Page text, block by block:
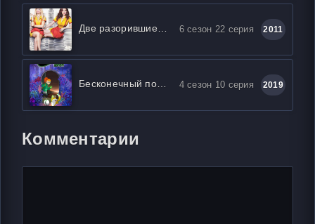
Две разорившиеся девочки / Две девицы на мели 6 сезон 22 серия 2011
Бесконечный поезд 4 сезон 10 серия 2019
Комментарии